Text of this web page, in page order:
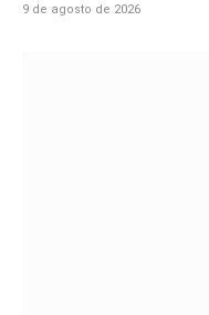
9 de agosto de 2026